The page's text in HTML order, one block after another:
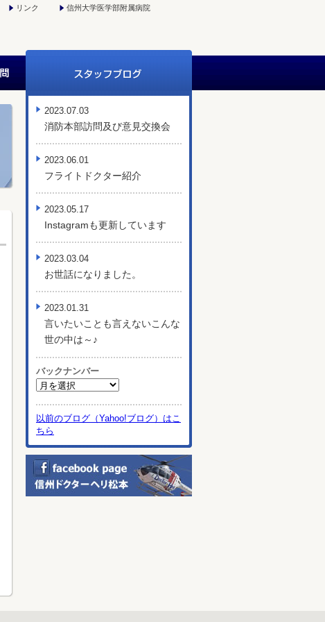
リンク 信州大学医学部附属病院
2023.07.03
消防本部訪問及び意見交換会
2023.06.01
フライトドクター紹介
2023.05.17
Instagramも更新しています
2023.03.04
お世話になりました。
2023.01.31
言いたいことも言えないこんな
世の中は～♪
バックナンバー
以前のブログ（Yahoo!ブログ）はこ
ちら